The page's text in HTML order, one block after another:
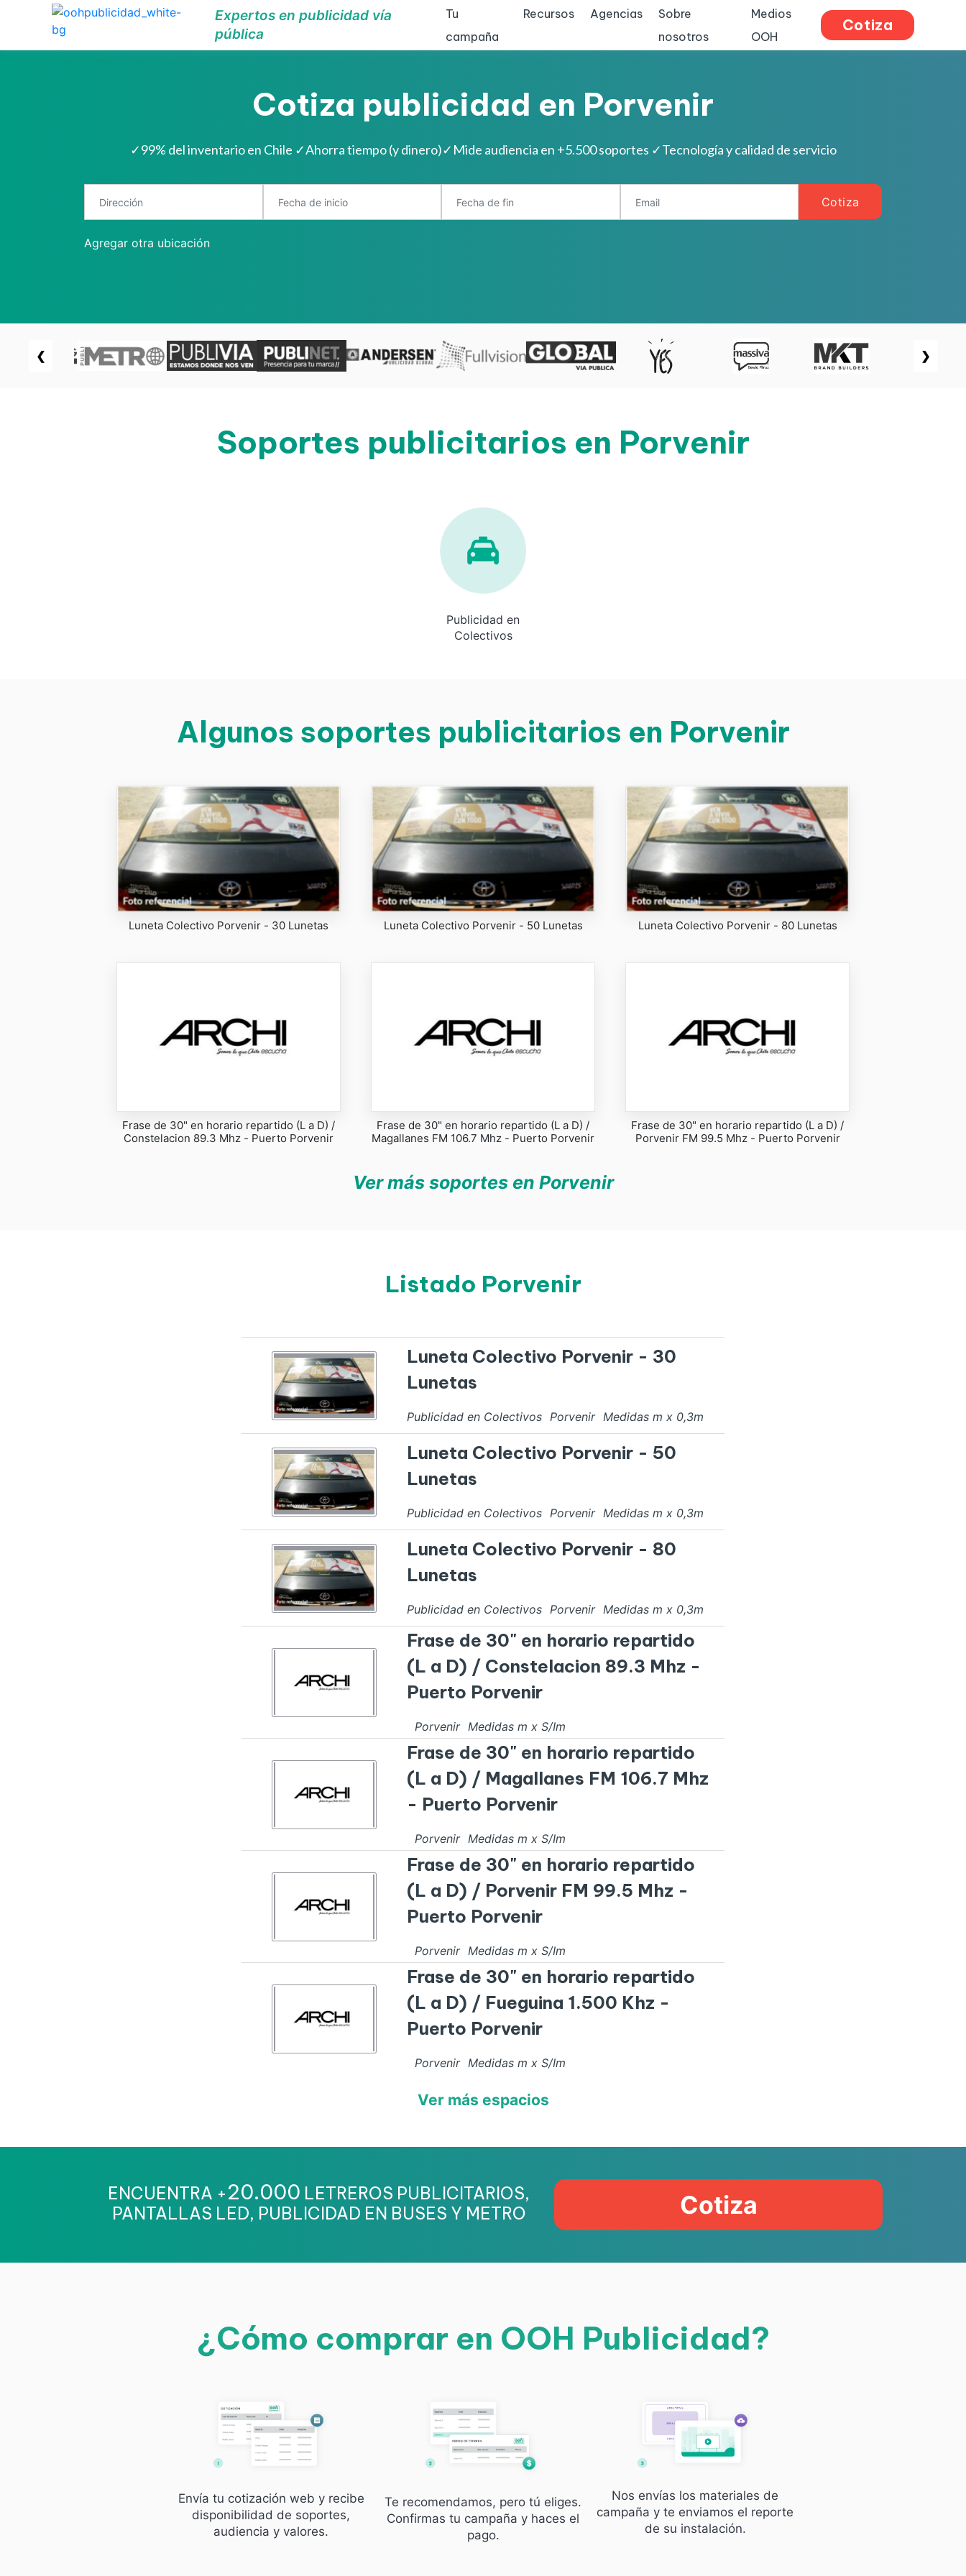
Expertos en publicidad vía
pública
Tu
campaña
Recursos Agencias
Sobre
nosotros
Medios
OOH
Cotiza
Cotiza publicidad en Porvenir
✓99% del inventario en Chile ✓Ahorra tiempo (y dinero)✓ Mide audiencia en +5.500 soportes ✓Tecnología y calidad de servicio
Cotiza
Agregar otra ubicación
❮ ❯
Soportes publicitarios en Porvenir
Publicidad en
Colectivos
Algunos soportes publicitarios en Porvenir
Luneta Colectivo Porvenir - 30 Lunetas Luneta Colectivo Porvenir - 50 Lunetas Luneta Colectivo Porvenir - 80 Lunetas
Frase de 30" en horario repartido (L a D) /
Constelacion 89.3 Mhz - Puerto Porvenir
Frase de 30" en horario repartido (L a D) /
Magallanes FM 106.7 Mhz - Puerto Porvenir
Frase de 30" en horario repartido (L a D) /
Porvenir FM 99.5 Mhz - Puerto Porvenir
Ver más soportes en Porvenir
Listado Porvenir
Luneta Colectivo Porvenir - 30
Lunetas
Publicidad en Colectivos Porvenir Medidas m x 0,3m
Luneta Colectivo Porvenir - 50
Lunetas
Publicidad en Colectivos Porvenir Medidas m x 0,3m
Luneta Colectivo Porvenir - 80
Lunetas
Publicidad en Colectivos Porvenir Medidas m x 0,3m
Frase de 30" en horario repartido
(L a D) / Constelacion 89.3 Mhz -
Puerto Porvenir
Porvenir Medidas m x S/Im
Frase de 30" en horario repartido
(L a D) / Magallanes FM 106.7 Mhz
- Puerto Porvenir
Porvenir Medidas m x S/Im
Frase de 30" en horario repartido
(L a D) / Porvenir FM 99.5 Mhz -
Puerto Porvenir
Porvenir Medidas m x S/Im
Frase de 30" en horario repartido
(L a D) / Fueguina 1.500 Khz -
Puerto Porvenir
Porvenir Medidas m x S/Im
Ver más espacios
ENCUENTRA +20.000 LETREROS PUBLICITARIOS,
PANTALLAS LED, PUBLICIDAD EN BUSES Y METRO
Cotiza
¿Cómo comprar en OOH Publicidad?
Envía tu cotización web y recibe
disponibilidad de soportes,
audiencia y valores.
Te recomendamos, pero tú eliges.
Confirmas tu campaña y haces el
pago.
Nos envías los materiales de
campaña y te enviamos el reporte
de su instalación.